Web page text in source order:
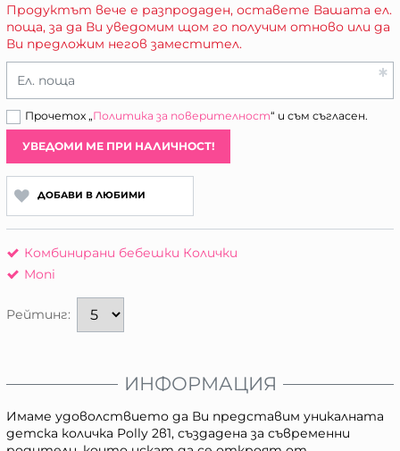
Продуктът вече е разпродаден, оставете Вашата ел.
поща, за да Ви уведомим щом го получим отново или да
Ви предложим негов заместител.
Ел. поща
Прочетох „Политика за поверителност“ и съм съгласен.
УВЕДОМИ МЕ ПРИ НАЛИЧНОСТ!
ДОБАВИ В ЛЮБИМИ
Комбинирани бебешки Колички
Moni
Рейтинг:
ИНФОРМАЦИЯ
Имаме удоволствието да Ви представим уникалната
детска количка Polly 2в1, създадена за съвременни